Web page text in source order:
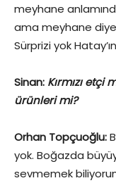
meyhane
ama meyhane
Sürprizi yok
Sinan: Kırmızı
ürünleri mi?
Orhan Topçuoğlu:
yok. Boğazda
sevmemek